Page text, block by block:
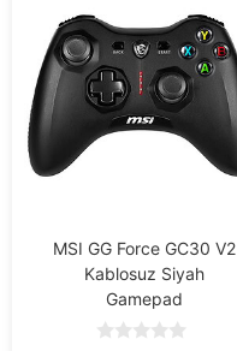
MSI GG Force GC30 V2
Kablosuz Siyah
Gamepad